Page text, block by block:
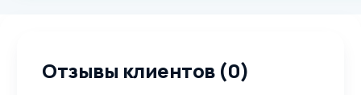
Отзывы клиентов (0)